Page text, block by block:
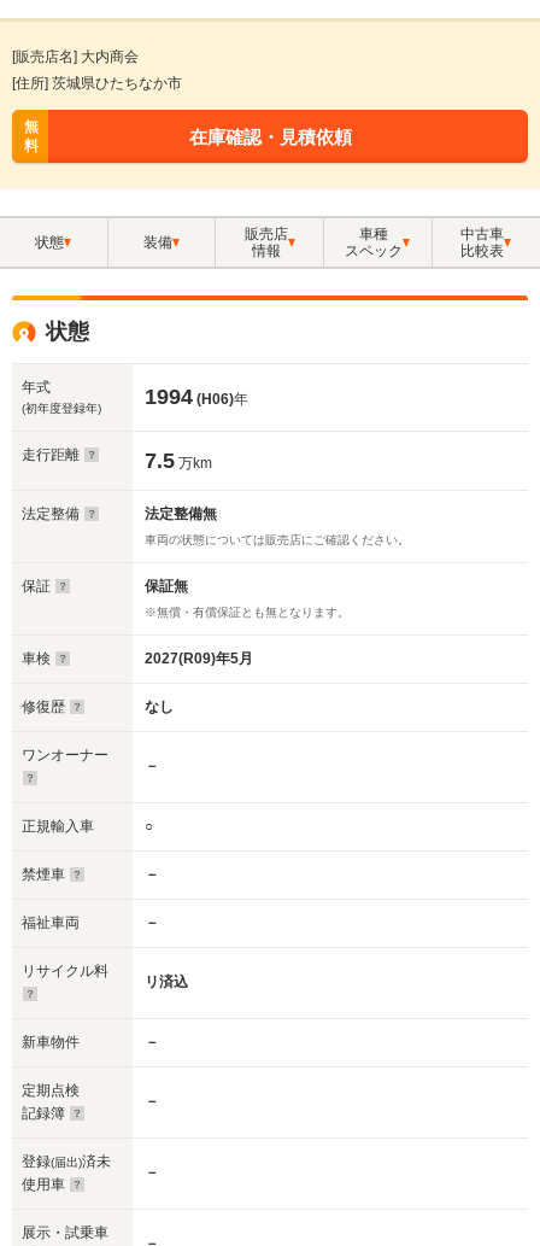
[販売店名] 大内商会
[住所] 茨城県ひたちなか市
無
料
在庫確認・見積依頼
状態 装備
販売店
情報
車種
スペック
中古車
比較表
状態
年式
(初年度登録年) 1994 (H06)年
走行距離 7.5 万km
法定整備 法定整備無
車両の状態については販売店にご確認ください。
保証 保証無
※無償・有償保証とも無となります。
車検 2027(R09)年5月
修復歴 なし
ワンオーナー
－
正規輸入車 ○
禁煙車 －
福祉車両 －
リサイクル料
リ済込
新車物件 －
定期点検
記録簿
－
登録(届出)済未
使用車
－
展示・試乗車